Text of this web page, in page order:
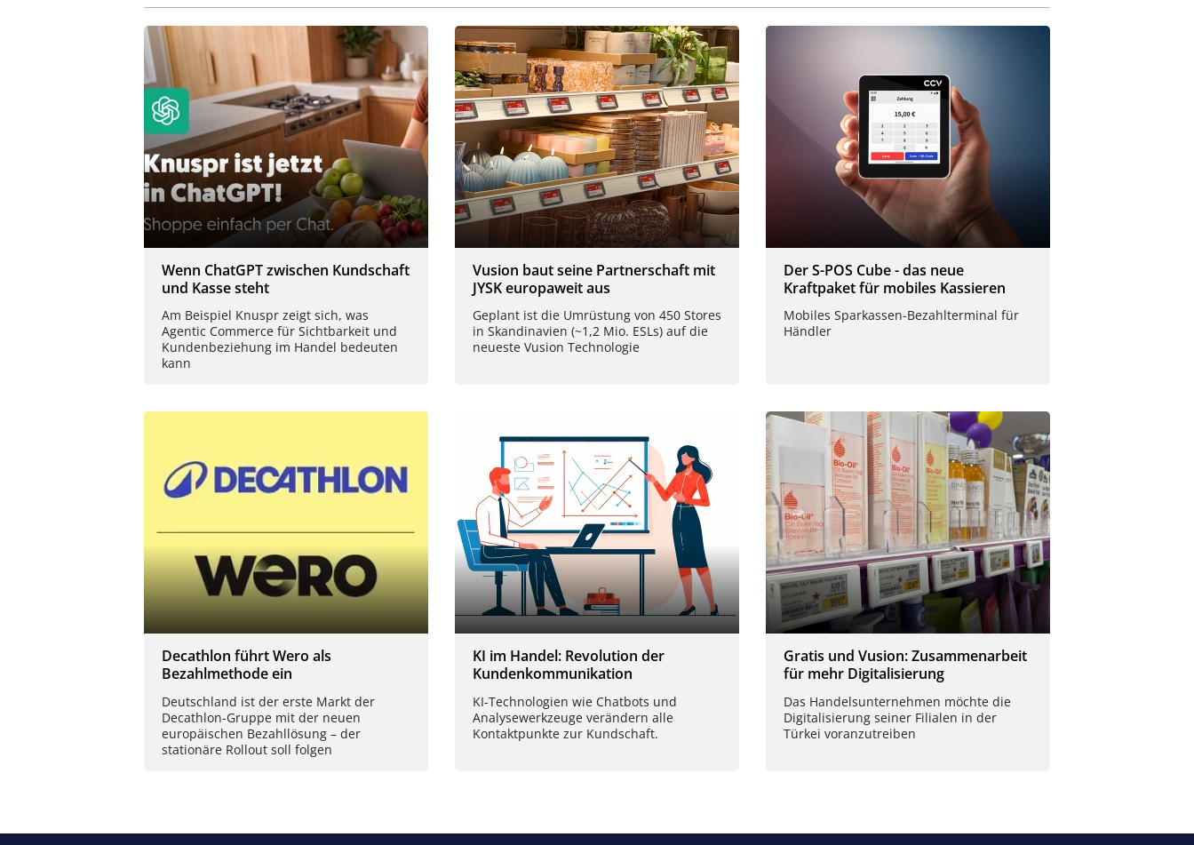
Wenn ChatGPT zwischen Kundschaft
und Kasse steht
Am Beispiel Knuspr zeigt sich, was
Agentic Commerce für Sichtbarkeit und
Kundenbeziehung im Handel bedeuten
kann
Vusion baut seine Partnerschaft mit
JYSK europaweit aus
Geplant ist die Umrüstung von 450 Stores
in Skandinavien (~1,2 Mio. ESLs) auf die
neueste Vusion Technologie
Der S-POS Cube - das neue
Kraftpaket für mobiles Kassieren
Mobiles Sparkassen-Bezahlterminal für
Händler
Decathlon führt Wero als
Bezahlmethode ein
Deutschland ist der erste Markt der
Decathlon-Gruppe mit der neuen
europäischen Bezahllösung – der
stationäre Rollout soll folgen
KI im Handel: Revolution der
Kundenkommunikation
KI-Technologien wie Chatbots und
Analysewerkzeuge verändern alle
Kontaktpunkte zur Kundschaft.
Gratis und Vusion: Zusammenarbeit
für mehr Digitalisierung
Das Handelsunternehmen möchte die
Digitalisierung seiner Filialen in der
Türkei voranzutreiben